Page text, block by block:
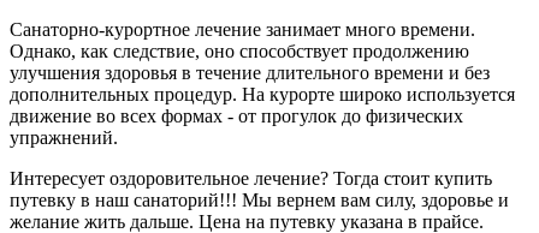
Санаторно-курортное лечение занимает много времени.
Однако, как следствие, оно способствует продолжению
улучшения здоровья в течение длительного времени и без
дополнительных процедур. На курорте широко используется
движение во всех формах - от прогулок до физических
упражнений.
Интересует оздоровительное лечение? Тогда стоит купить
путевку в наш санаторий!!! Мы вернем вам силу, здоровье и
желание жить дальше. Цена на путевку указана в прайсе.